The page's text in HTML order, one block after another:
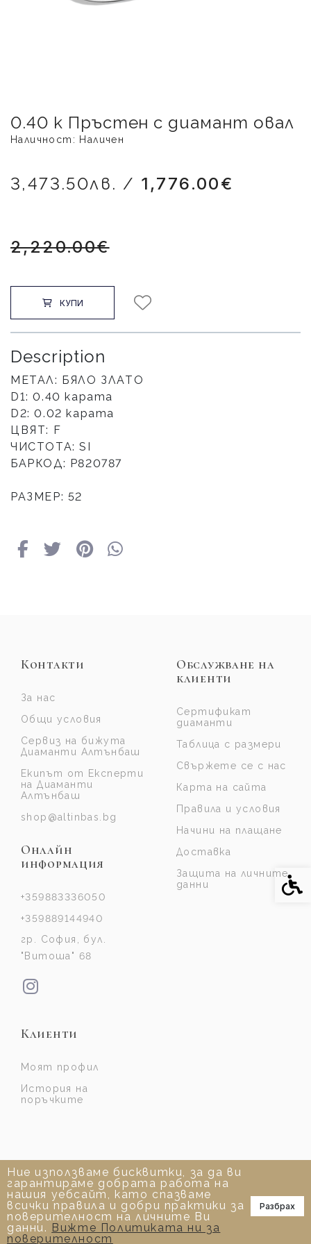
📞
0.40 к Пръстен с диамант овал
Наличност: Наличен
3,473.50лв. / 1,776.00€
2,220.00€
КУПИ
Description
МЕТАЛ: БЯЛО ЗЛАТО
D1: 0.40 карата
D2: 0.02 карата
ЦВЯТ: F
ЧИСТОТА: SI
БАРКОД: Р820787
РАЗМЕР: 52
Ние използваме бисквитки, за да ви
гарантираме добрата работа на
нашия уебсайт, като спазваме
всички правила и добри практики за
поверителност на личните Ви
данни. Вижте Политиката ни за
поверителност
Разбрах
Контакти
За нас
Общи условия
Сервиз на бижута
Диаманти Алтънбаш
Екипът от Експерти
на Диаманти
Алтънбаш
shop@altinbas.bg
Онлайн
информация
+359883336050
+359889144940
гр. София, бул.
"Витоша" 68
Обслужване на
клиенти
Сертификат
диаманти
Таблица с размери
Свържете се с нас
Карта на сайта
Правила и условия
Начини на плащане
Доставка
Защита на личните
данни
Клиенти
Моят профил
История на
поръчките